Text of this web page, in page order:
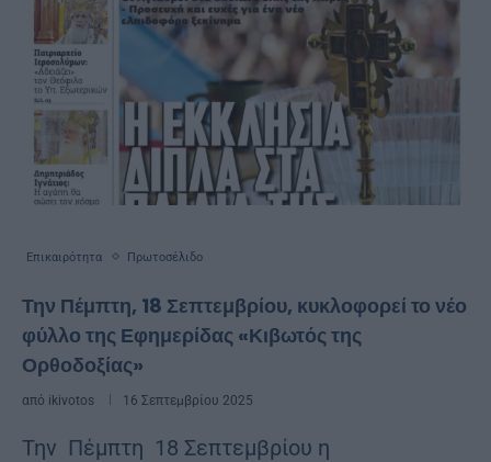
Επικαιρότητα Πρωτοσέλιδο
Την Πέμπτη, 18 Σεπτεμβρίου, κυκλοφορεί το νέο
φύλλο της Εφημερίδας «Κιβωτός της
Ορθοδοξίας»
από ikivotos 16 Σεπτεμβρίου 2025
Την Πέμπτη 18 Σεπτεμβρίου η